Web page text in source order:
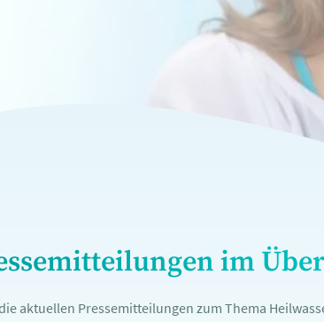
im
aktuellen Pressemitteilungen zum Thema